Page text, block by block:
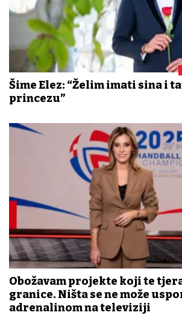
Šime Elez: “Želim imati sina i
princezu”
Obožavam projekte koji te
granice. Ništa se ne može
adrenalinom na televiziji